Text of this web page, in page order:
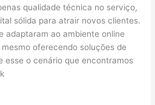
qualidade técnica no serviço,
sólida para atrair novos clientes.
adaptaram ao ambiente online
oferecendo soluções de
esse o cenário que encontramos